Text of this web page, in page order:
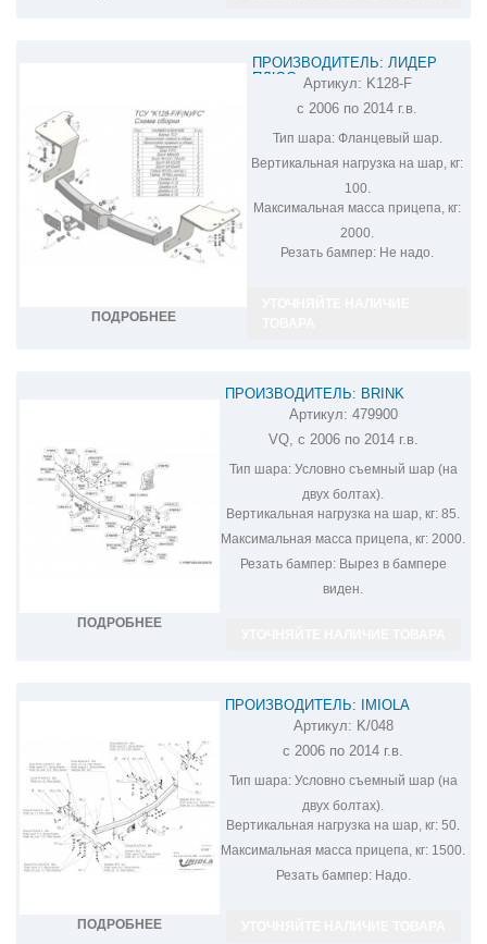
ПОДРОБНЕЕ
ПРОИЗВОДИТЕЛЬ: ЛИДЕР
ПЛЮС
ФАРКОП НА KIA CARNIVAL K128-
Артикул: K128-F
с 2006 по 2014 г.в.
Тип шара:Фланцевый шар.
Вертикальная нагрузка на шар, кг:
100.
Максимальная масса прицепа, кг:
2000.
Резать бампер: Не надо.
ПОДРОБНЕЕ
ПРОИЗВОДИТЕЛЬ: BRINK
ФАРКОП НА KIA CARNIVAL 479900
Артикул: 479900
VQ, с 2006 по 2014 г.в.
Тип шара:Условно съемный шар (на
двух болтах).
Вертикальная нагрузка на шар, кг: 85.
Максимальная масса прицепа, кг: 2000.
Резать бампер:Вырез в бампере
виден.
ПОДРОБНЕЕ
ПРОИЗВОДИТЕЛЬ: IMIOLA
ФАРКОП НА KIA CARNIVAL K/048
Артикул: K/048
с 2006 по 2014 г.в.
Тип шара:Условно съемный шар (на
двух болтах).
Вертикальная нагрузка на шар, кг: 50.
Максимальная масса прицепа, кг: 1500.
Резать бампер:Надо.